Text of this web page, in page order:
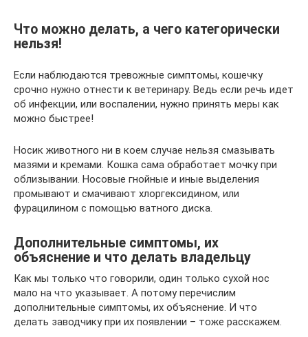
Что можно делать, а чего категорически
нельзя!
Если наблюдаются тревожные симптомы, кошечку
срочно нужно отнести к ветеринару. Ведь если речь идет
об инфекции, или воспалении, нужно принять меры как
можно быстрее!
Носик животного ни в коем случае нельзя смазывать
мазями и кремами. Кошка сама обработает мочку при
облизывании. Носовые гнойные и иные выделения
промывают и смачивают хлоргексидином, или
фурацилином с помощью ватного диска.
Дополнительные симптомы, их
объяснение и что делать владельцу
Как мы только что говорили, один только сухой нос
мало на что указывает. А потому перечислим
дополнительные симптомы, их объяснение. И что
делать заводчику при их появлении – тоже расскажем.